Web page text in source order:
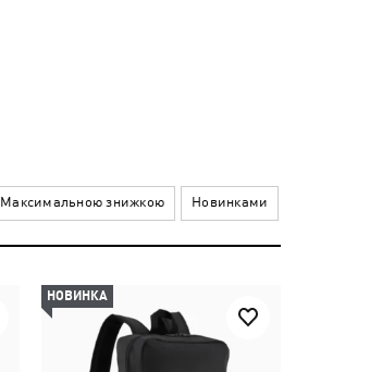
Максимальною знижкою Новинками
НОВИНКА